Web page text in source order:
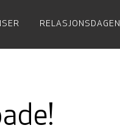
RELASJONSDAGEN